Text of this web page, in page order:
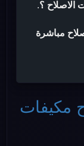
الاصلاح ؟.
مباشرة
مكيفات